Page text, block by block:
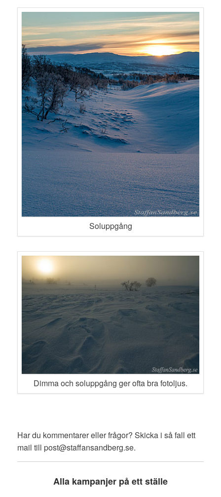
Soluppgång
Dimma och soluppgång ger ofta bra fotoljus.
Har du kommentarer eller frågor? Skicka i så fall ett
mail till post@staffansandberg.se.
Alla kampanjer på ett ställe